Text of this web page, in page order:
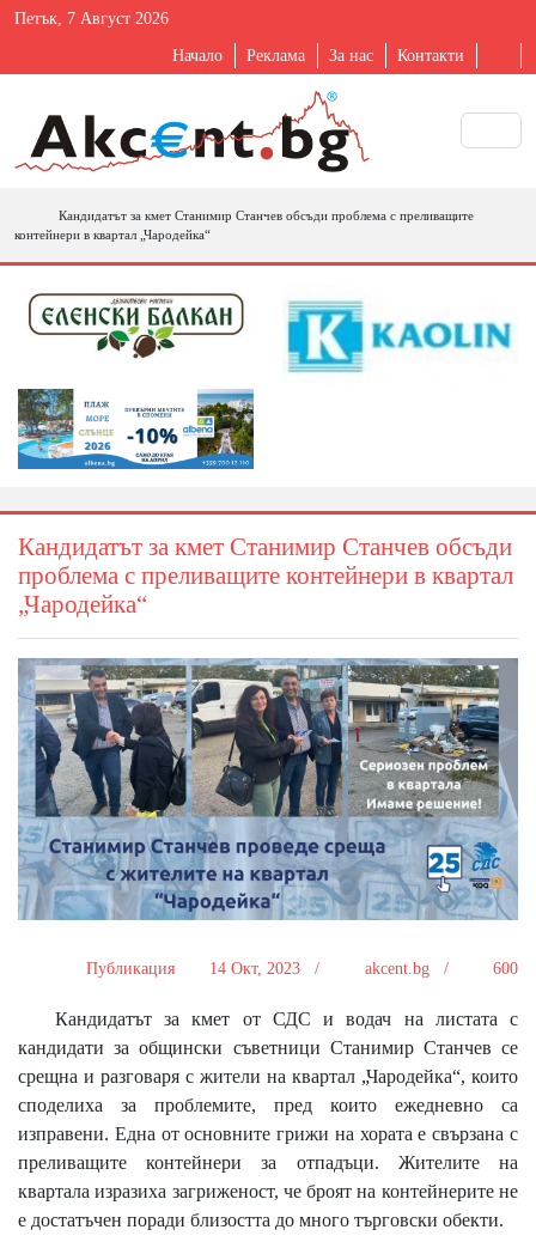
Петък, 7 Август 2026
Начало Реклама За нас Контакти
Кандидатът за кмет Станимир Станчев обсъди проблема с преливащите
контейнери в квартал „Чародейка“
Кандидатът за кмет Станимир Станчев обсъди
проблема с преливащите контейнери в квартал
„Чародейка“
Публикация 14 Окт, 2023 / akcent.bg / 600
Кандидатът за кмет от СДС и водач на листата с
кандидати за общински съветници Станимир Станчев се
срещна и разговаря с жители на квартал „Чародейка“, които
споделиха за проблемите, пред които ежедневно са
изправени. Една от основните грижи на хората е свързана с
преливащите контейнери за отпадъци. Жителите на
квартала изразиха загриженост, че броят на контейнерите не
е достатъчен поради близостта до много търговски обекти.